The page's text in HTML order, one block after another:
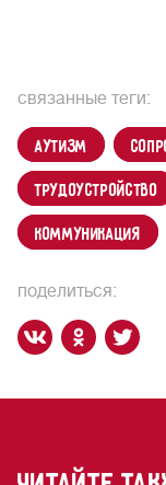
поделиться:
связанные теги:
аутизм
трудоустройство
коммуникация